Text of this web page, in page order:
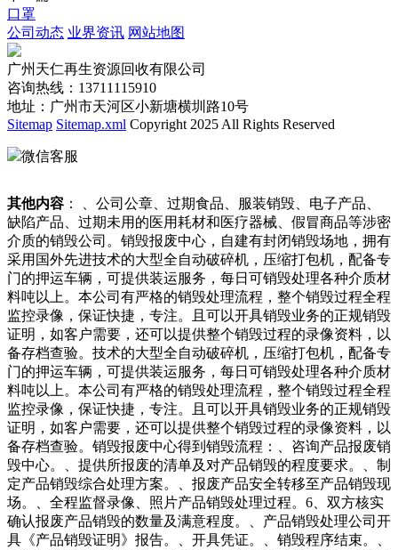
口罩
公司动态 业界资讯 网站地图
广州天仁再生资源回收有限公司
咨询热线：13711115910
地址：广州市天河区小新塘横圳路10号
Sitemap Sitemap.xml Copyright 2025 All Rights Reserved
微信客服
其他内容 ： 、公司公章、过期食品、服装销毁、电子产品、
缺陷产品、过期未用的医用耗材和医疗器械、假冒商品等涉密
介质的销毁公司。销毁报废中心，自建有封闭销毁场地，拥有
采用国外先进技术的大型全自动破碎机，压缩打包机，配备专
门的押运车辆，可提供装运服务，每日可销毁处理各种介质材
料吨以上。本公司有严格的销毁处理流程，整个销毁过程全程
监控录像，保证快捷，专注。且可以开具销毁业务的正规销毁
证明，如客户需要，还可以提供整个销毁过程的录像资料，以
备存档查验。技术的大型全自动破碎机，压缩打包机，配备专
门的押运车辆，可提供装运服务，每日可销毁处理各种介质材
料吨以上。本公司有严格的销毁处理流程，整个销毁过程全程
监控录像，保证快捷，专注。且可以开具销毁业务的正规销毁
证明，如客户需要，还可以提供整个销毁过程的录像资料，以
备存档查验。销毁报废中心得到销毁流程：、咨询产品报废销
毁中心。、提供所报废的清单及对产品销毁的程度要求。、制
定产品销毁综合处理方案。、报废产品安全转移至产品销毁现
场。、全程监督录像、照片产品销毁处理过程。6、双方核实
确认报废产品销毁的数量及满意程度。、产品销毁处理公司开
具《产品销毁证明》报告。、开具凭证。、销毁程序结束。、